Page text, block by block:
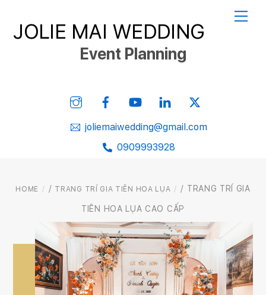
JOLIE MAI WEDDING
Event Planning
Instagram YouTube
joliemaiwedding@gmail.com
0909993928
HOME / TRANG TRÍ GIA TIÊN HOA LỤA / TRANG TRÍ GIA
TIÊN HOA LỤA CAO CẤP